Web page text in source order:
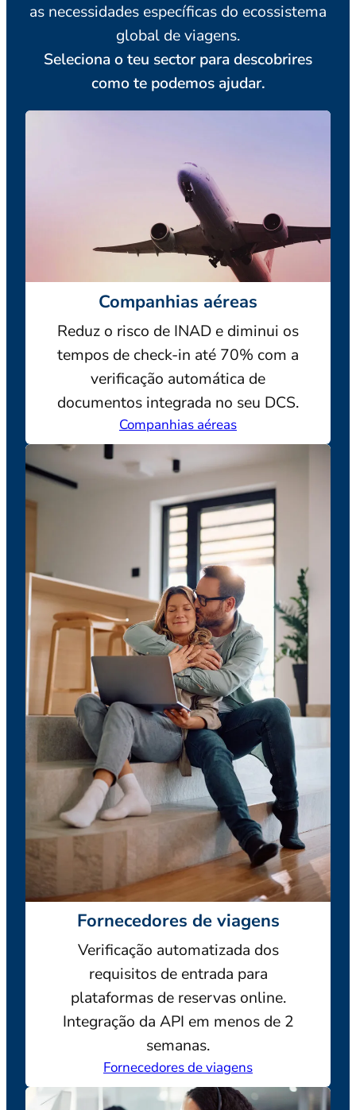
as necessidades específicas do ecossistema
global de viagens.
Seleciona o teu sector para descobrires
como te podemos ajudar.
Companhias aéreas
Reduz o risco de INAD e diminui os
tempos de check-in até 70% com a
verificação automática de
documentos integrada no seu DCS.
Companhias aéreas
Fornecedores de viagens
Verificação automatizada dos
requisitos de entrada para
plataformas de reservas online.
Integração da API em menos de 2
semanas.
Fornecedores de viagens